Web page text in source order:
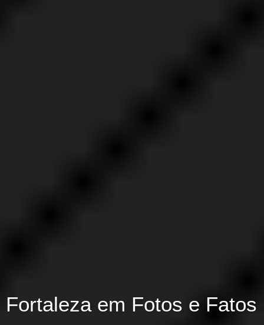
Fortaleza em Fotos e Fatos